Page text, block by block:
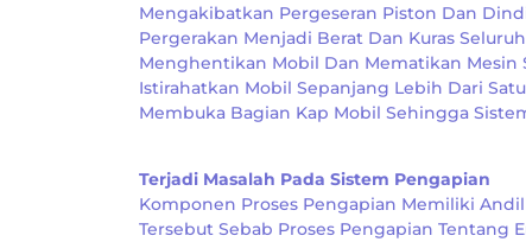
Mengakibatkan Pergeseran Piston Dan
Pergerakan Menjadi Berat Dan Kuras
Menghentikan Mobil Dan Mematikan Mesin
Istirahatkan Mobil Sepanjang Lebih Dari
Membuka Bagian Kap Mobil Sehingga
Terjadi Masalah Pada Sistem Pengapian
Komponen Proses Pengapian Memiliki
Tersebut Sebab Proses Pengapian Tentang